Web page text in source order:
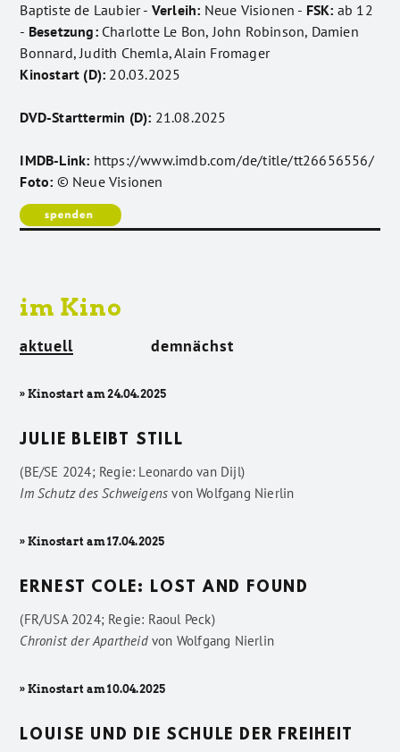
Baptiste de Laubier - Verleih: Neue Visionen - FSK: ab 12
- Besetzung:Charlotte Le Bon, John Robinson, Damien
Bonnard, Judith Chemla, Alain Fromager
Kinostart (D): 20.03.2025
DVD-Starttermin (D): 21.08.2025
IMDB-Link: https://www.imdb.com/de/title/tt26656556/
Foto: © Neue Visionen
im Kino
aktuell demnächst
» Kinostart am 24.04.2025
JULIE BLEIBT STILL
(BE/SE 2024; Regie: Leonardo van Dijl)
Im Schutz des Schweigens vonWolfgang Nierlin
» Kinostart am 17.04.2025
ERNEST COLE: LOST AND FOUND
(FR/USA 2024; Regie: Raoul Peck)
Chronist der Apartheidvon Wolfgang Nierlin
» Kinostart am 10.04.2025
LOUISE UND DIE SCHULE DER FREIHEIT